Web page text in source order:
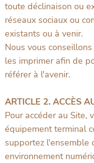
toute déclinaison ou
réseaux sociaux ou
existants ou à venir.
Nous vous
les imprimer afin de
référer à l'avenir.
ARTICLE 2. ACCÈS
Pour accéder au Site,
équipement terminal
supportez l'ensemble
environnement